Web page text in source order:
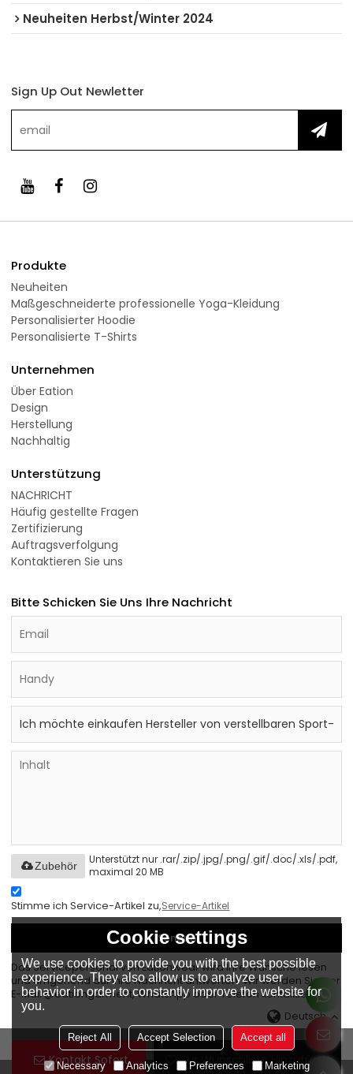
Kontakt Sofort Zur Wunschliste Hinzufügen
Neuheiten Herbst/Winter 2024
Sign Up Out Newletter
Produkte
Neuheiten
Maßgeschneiderte professionelle Yoga-Kleidung
Personalisierter Hoodie
Personalisierte T-Shirts
Unternehmen
Über Eation
Design
Herstellung
Nachhaltig
Unterstützung
NACHRICHT
Häufig gestellte Fragen
Zertifizierung
Auftragsverfolgung
Kontaktieren Sie uns
Bitte Schicken Sie Uns Ihre Nachricht
Unterstützt nur .rar/.zip/.jpg/.png/.gif/.doc/.xls/.pdf,
maximal 20 MB
Zubehör
Stimme ich Service-Artikel zu,Service-Artikel
Senden
Das Servicepersonal von Eationwear wird Ihre Wünsche lesen
und umgehend auf Ihre Nachricht antworten. Wir werden Sie per
E-Mail @eationgarment, WhatsApp oder Telefon kontaktieren.
Deutsch
Cookie settings
We use cookies to provide you with the best possible
experience. They also allow us to analyze user
behavior in order to constantly improve the website for
you.
Reject All Accept Selection Accept all
Necessary Analytics Preferences Marketing